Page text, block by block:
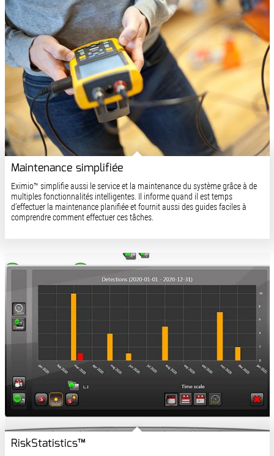
Maintenance simplifiée
Eximio™ simplifie aussi le service et la maintenance du système grâce à de
multiples fonctionnalités intelligentes. Il informe quand il est temps
d’effectuer la maintenance planifiée et fournit aussi des guides faciles à
comprendre comment effectuer ces tâches.
RiskStatistics™